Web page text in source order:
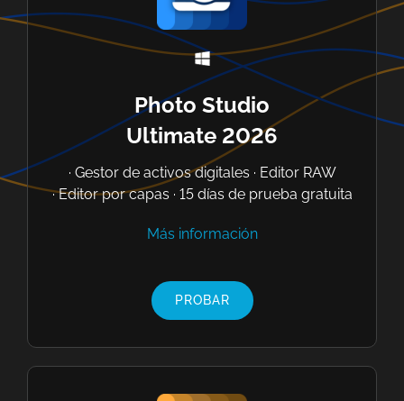
Photo Studio
Ultimate 2026
· Gestor de activos digitales · Editor RAW
· Editor por capas · 15 días de prueba gratuita
Más información
PROBAR